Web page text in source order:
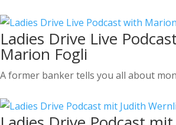
Ladies Drive Live
Marion Fogli
A former banker tells you all about